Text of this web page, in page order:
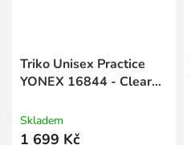
Triko Unisex Practice
YONEX 16844 - Clear
Skladem
1 699 Kč